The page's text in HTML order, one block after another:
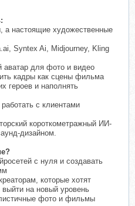
а настоящие художественные
Syntex Ai, Midjourney, Kling
аватар для фото и видео
кадры как сцены фильма
героев и наполнять
с клиентами
короткометражный ИИ-
дизайном.
с нуля и создавать
которые хотят
на новый уровень
фото и фильмы